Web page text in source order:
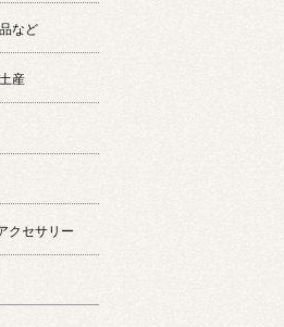
など
産
クセサリー